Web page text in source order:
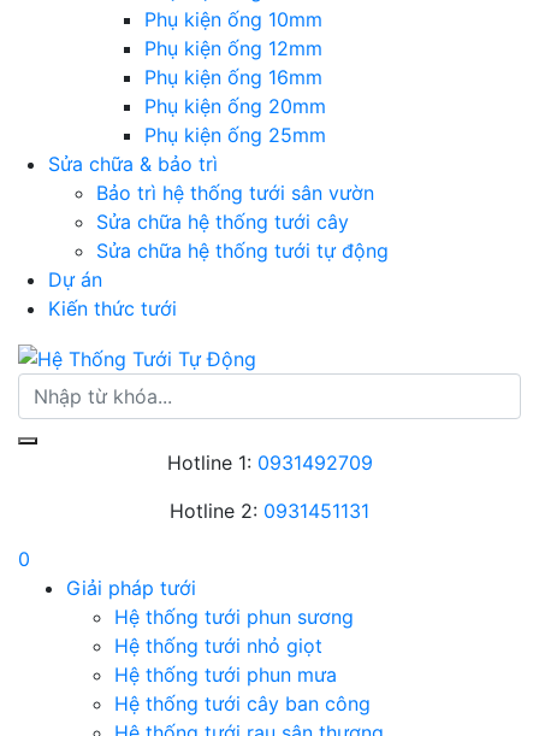
Phụ kiện ống 10mm
Phụ kiện ống 12mm
Phụ kiện ống 16mm
Phụ kiện ống 20mm
Phụ kiện ống 25mm
Sửa chữa & bảo trì
Bảo trì hệ thống tưới sân vườn
Sửa chữa hệ thống tưới cây
Sửa chữa hệ thống tưới tự động
Dự án
Kiến thức tưới
Hotline 1: 0931492709
Hotline 2: 0931451131
0
Giải pháp tưới
Hệ thống tưới phun sương
Hệ thống tưới nhỏ giọt
Hệ thống tưới phun mưa
Hệ thống tưới cây ban công